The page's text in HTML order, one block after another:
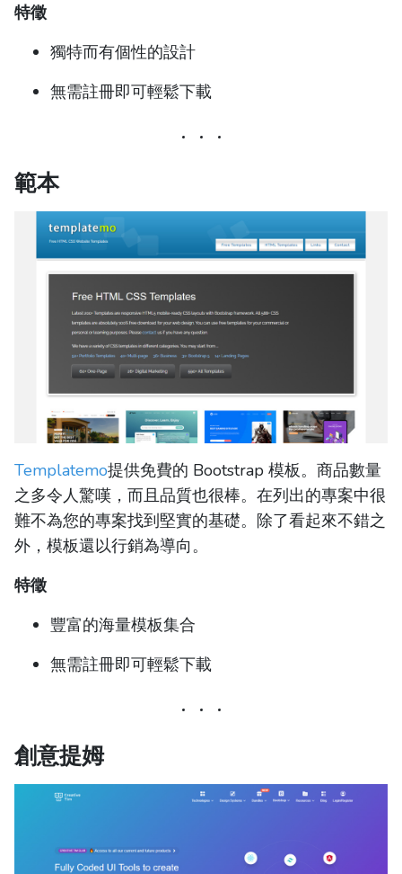
特徵
獨特而有個性的設計
無需註冊即可輕鬆下載
範本
Templatemo提供免費的 Bootstrap 模板。商品數量
之多令人驚嘆，而且品質也很棒。在列出的專案中很
難不為您的專案找到堅實的基礎。除了看起來不錯之
外，模板還以行銷為導向。
特徵
豐富的海量模板集合
無需註冊即可輕鬆下載
創意提姆